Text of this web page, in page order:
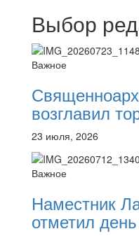
трансляции
12 сентября 2015
12 сентября 2015Название
12 сентября 2015
12 сентября 2015Название
12 сентября 2015Название
Название
12 сентября 2015Название
к архиву
Выбор
Важное
возглавил
23 июля, 2026
Важное
Наместник
отметил